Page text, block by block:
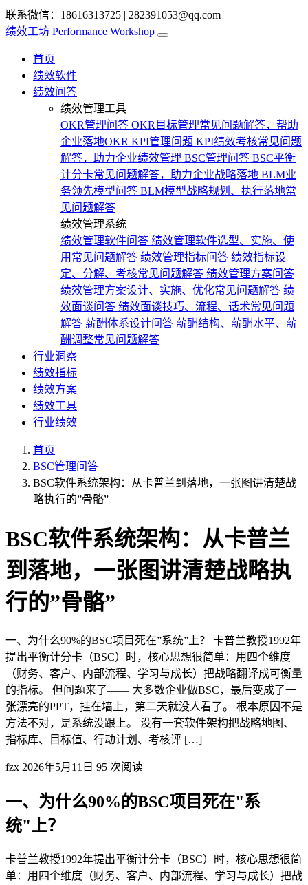
联系微信：18616313725 | 282391053@qq.com
绩效工坊 Performance Workshop
首页
绩效软件
绩效问答
绩效管理工具
OKR管理问答 OKR目标管理常见问题解答，帮助
企业落地OKR KPI管理问题 KPI绩效考核常见问题
解答，助力企业绩效管理 BSC管理问答 BSC平衡
计分卡常见问题解答，助力企业战略落地 BLM业
务领先模型问答 BLM模型战略规划、执行落地常
见问题解答
绩效管理系统
绩效管理软件问答 绩效管理软件选型、实施、使
用常见问题解答 绩效管理指标问答 绩效指标设
定、分解、考核常见问题解答 绩效管理方案问答
绩效管理方案设计、实施、优化常见问题解答 绩
效面谈问答 绩效面谈技巧、流程、话术常见问题
解答 薪酬体系设计问答 薪酬结构、薪酬水平、薪
酬调整常见问题解答
行业洞察
绩效指标
绩效方案
绩效工具
行业绩效
首页
BSC管理问答
BSC软件系统架构：从卡普兰到落地，一张图讲清楚战
略执行的”骨骼”
BSC软件系统架构：从卡普兰
到落地，一张图讲清楚战略执
行的”骨骼”
一、为什么90%的BSC项目死在”系统”上？ 卡普兰教授1992年
提出平衡计分卡（BSC）时，核心思想很简单：用四个维度
（财务、客户、内部流程、学习与成长）把战略翻译成可衡量
的指标。 但问题来了—— 大多数企业做BSC，最后变成了一
张漂亮的PPT，挂在墙上，第二天就没人看了。 根本原因不是
方法不对，是系统没跟上。 没有一套软件架构把战略地图、
指标库、目标值、行动计划、考核评 […]
fzx 2026年5月11日 95 次阅读
一、为什么90%的BSC项目死在"系
统"上？
卡普兰教授1992年提出平衡计分卡（BSC）时，核心思想很简
单：用四个维度（财务、客户、内部流程、学习与成长）把战